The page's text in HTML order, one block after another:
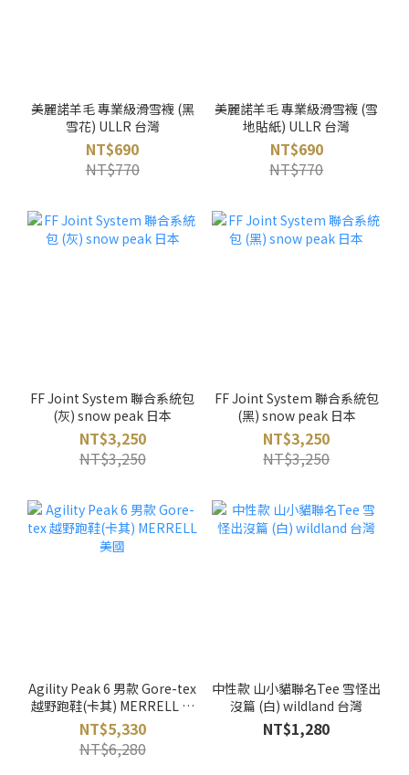
美麗諾羊毛 專業級滑雪襪 (黑
雪花) ULLR 台灣
NT$690
NT$770
美麗諾羊毛 專業級滑雪襪 (雪
地貼紙) ULLR 台灣
NT$690
NT$770
FF Joint System 聯合系統包
(灰) snow peak 日本
NT$3,250
NT$3,250
FF Joint System 聯合系統包
(黑) snow peak 日本
NT$3,250
NT$3,250
Agility Peak 6 男款 Gore-tex
越野跑鞋(卡其) MERRELL 美
國
NT$5,330
NT$6,280
中性款 山小貓聯名Tee 雪怪出
沒篇 (白) wildland 台灣
NT$1,280